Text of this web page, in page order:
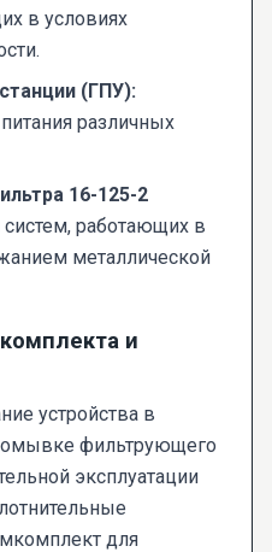
в условиях
(ГПУ):
различных
16-125-2
систем, работающих в
металлической
и
устройства в
фильтрующего
эксплуатации
для